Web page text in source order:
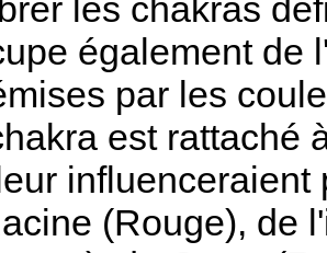
les chakras
également de
par les
est rattaché
(Rouge), de